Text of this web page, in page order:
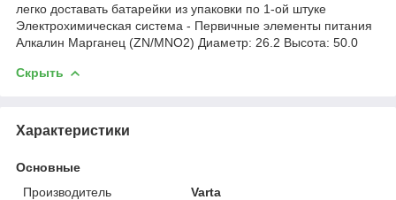
легко доставать батарейки из упаковки по 1-ой штуке
Электрохимическая система - Первичные элементы питания
Алкалин Марганец (ZN/MNO2) Диаметр: 26.2 Высота: 50.0
Скрыть
Характеристики
Основные
Производитель
Varta